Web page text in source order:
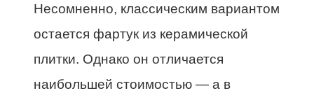
Несомненно, классическим вариантом
остается фартук из керамической
плитки. Однако он отличается
наибольшей стоимостью — а в